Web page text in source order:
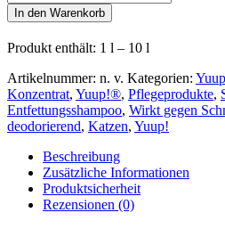
®
Professionelles
1:40
Ultra-
Entfettungsshampoo
Menge
In den Warenkorb
Produkt enthält: 1 l – 10 l
Artikelnummer: n. v. Kategorien:
Konzentrat, Yuup!®, Pflegeprodukte,
Entfettungsshampoo, Wirkt gegen
deodorierend, Katzen, Yuup!
Beschreibung
Zusätzliche Informationen
Produktsicherheit
Rezensionen (0)